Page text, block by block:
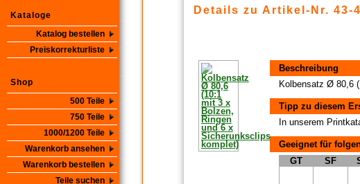
Kataloge
Katalog bestellen
Preiskorrekturliste
Shop
500 Teile
750 Teile
1000/1200 Teile
Warenkorb ansehen
Warenkorb bestellen
Teile suchen
Details zu Artikel-Nr. 43-
Beschreibung
Kolbensatz Ø 80,6
Tipp zu diesem
In unserem
Geeignet für
GT
SF